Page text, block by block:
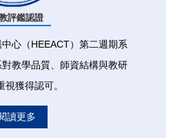
評鑑認證
心（HEEACT）第二週期系
教學品質、師資結構與教研
視獲得認可。
讀更多